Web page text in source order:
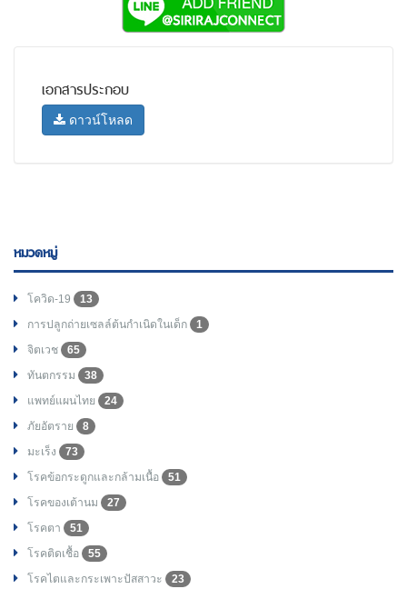
เอกสารประกอบ
ดาวน์โหลด
หมวดหมู่
โควิด-19
13
การปลูกถ่ายเซลล์ต้นกำเนิดในเด็ก
1
จิตเวช
65
ทันตกรรม
38
แพทย์แผนไทย
24
ภัยอัตราย
8
มะเร็ง
73
โรคข้อกระดูกและกล้ามเนื้อ
51
โรคของเต้านม
27
โรคตา
51
โรคติดเชื้อ
55
โรคไตและกระเพาะปัสสาวะ
23